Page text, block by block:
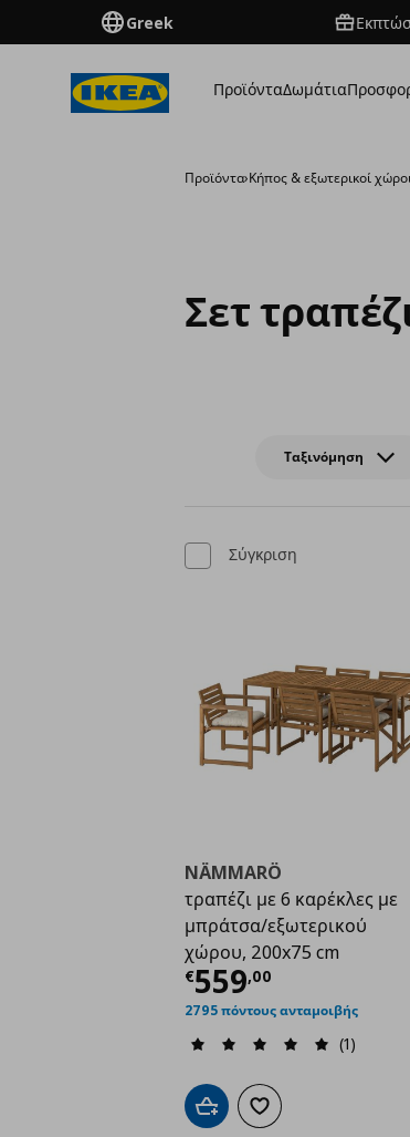
Greek
ΠροϊόνταΔωμάτια
Προϊόντα›Κήπος & εξωτερικοί
Σετ
Ταξινόμηση
Σύγκριση
NÄMMARÖ
τραπέζι με 6 καρέκλες με
μπράτσα/εξωτερικού
χώρου, 200x75 cm
€559,00
Τρέχουσα τιμή
2795 πόντους ανταμοιβής
(1)
Προσθήκη στο καλάθι
Προσθήκη στα